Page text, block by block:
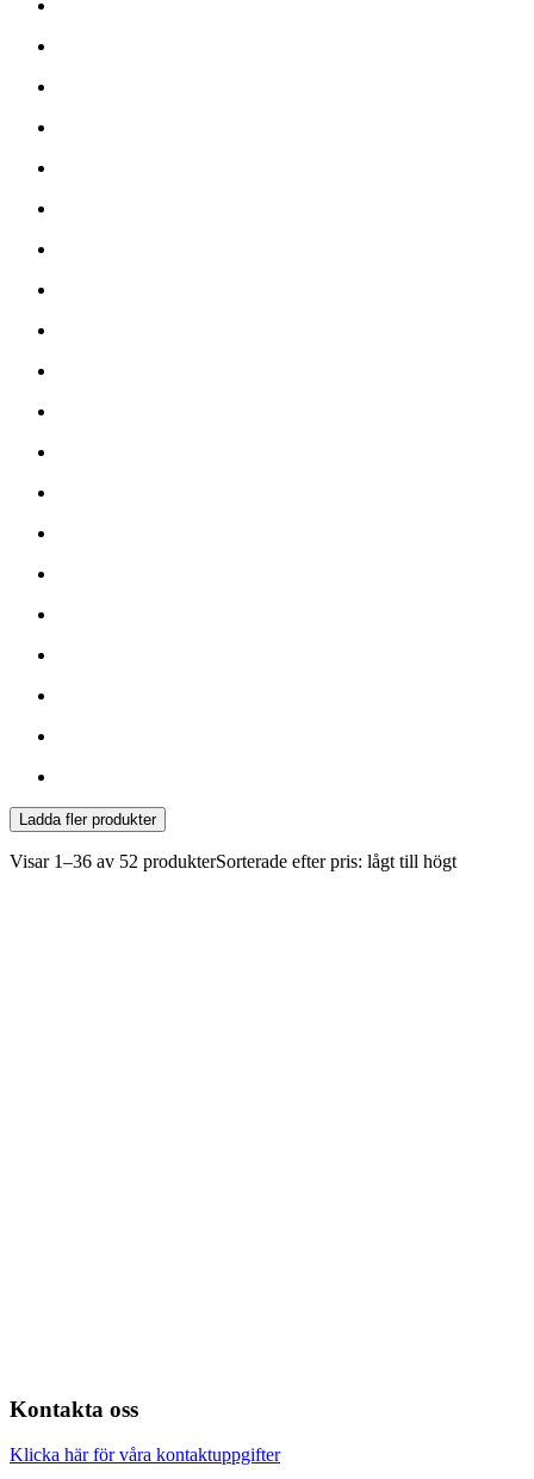
Ladda fler produkter
Visar 1–36 av 52 produkterSorterade efter pris: lågt till högt
Kontakta oss
Klicka här för våra kontaktuppgifter